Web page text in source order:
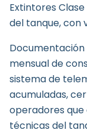
Extintores
del tanque, con
mensual de
sistema de
acumuladas,
operadores que
técnicas del